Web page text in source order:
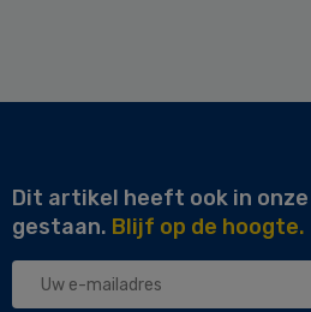
Dit artikel heeft ook in
gestaan. Blijf op de hoogte.
Uw